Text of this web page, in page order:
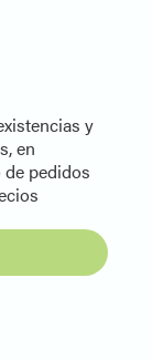
y
en
pedidos